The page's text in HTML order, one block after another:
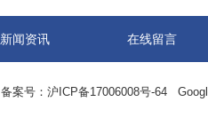
新闻资讯 在线留言
备案号：沪ICP备17006008号-64